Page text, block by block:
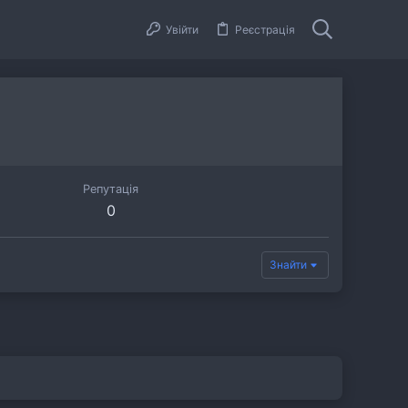
Увійти Реєстрація
Репутація
0
Знайти